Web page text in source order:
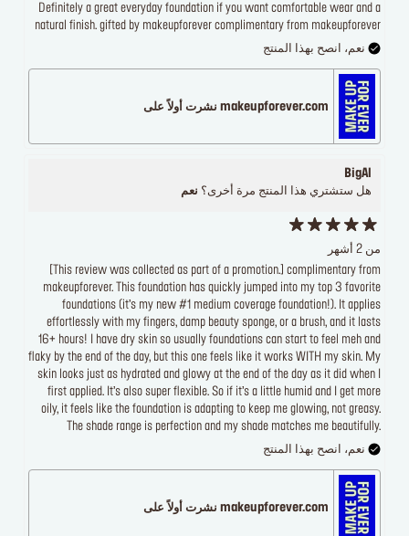
Definitely a great everyday foundation if you want comfortable wear and a
natural finish. gifted by makeupforever complimentary from makeupforever
نعم، انصح بهذا المنتج
makeupforever.com نشرت أولاً على
BigAl
هل ستشتري هذا المنتج مرة أخرى؟ نعم
من 2 أشهر
[This review was collected as part of a promotion.] complimentary from
makeupforever. This foundation has quickly jumped into my top 3 favorite
foundations (it’s my new #1 medium coverage foundation!). It applies
effortlessly with my fingers, damp beauty sponge, or a brush, and it lasts
16+ hours! I have dry skin so usually foundations can start to feel meh and
flaky by the end of the day, but this one feels like it works WITH my skin. My
skin looks just as hydrated and glowy at the end of the day as it did when I
first applied. It’s also super flexible. So if it’s a little humid and I get more
oily, it feels like the foundation is adapting to keep me glowing, not greasy.
The shade range is perfection and my shade matches me beautifully.
نعم، انصح بهذا المنتج
makeupforever.com نشرت أولاً على